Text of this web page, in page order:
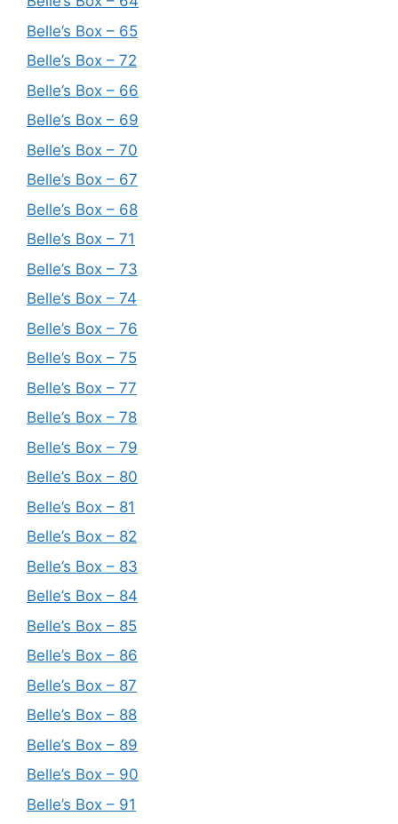
Belle’s Box – 65
Belle’s Box – 72
Belle’s Box – 66
Belle’s Box – 69
Belle’s Box – 70
Belle’s Box – 67
Belle’s Box – 68
Belle’s Box – 71
Belle’s Box – 73
Belle’s Box – 74
Belle’s Box – 76
Belle’s Box – 75
Belle’s Box – 77
Belle’s Box – 78
Belle’s Box – 79
Belle’s Box – 80
Belle’s Box – 81
Belle’s Box – 82
Belle’s Box – 83
Belle’s Box – 84
Belle’s Box – 85
Belle’s Box – 86
Belle’s Box – 87
Belle’s Box – 88
Belle’s Box – 89
Belle’s Box – 90
Belle’s Box – 91